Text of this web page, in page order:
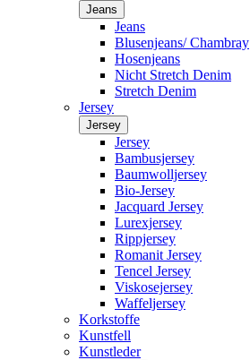
Jeans
Jeans
Blusenjeans/ Chambray
Hosenjeans
Nicht Stretch Denim
Stretch Denim
Jersey
Jersey
Jersey
Bambusjersey
Baumwolljersey
Bio-Jersey
Jacquard Jersey
Lurexjersey
Rippjersey
Romanit Jersey
Tencel Jersey
Viskosejersey
Waffeljersey
Korkstoffe
Kunstfell
Kunstleder